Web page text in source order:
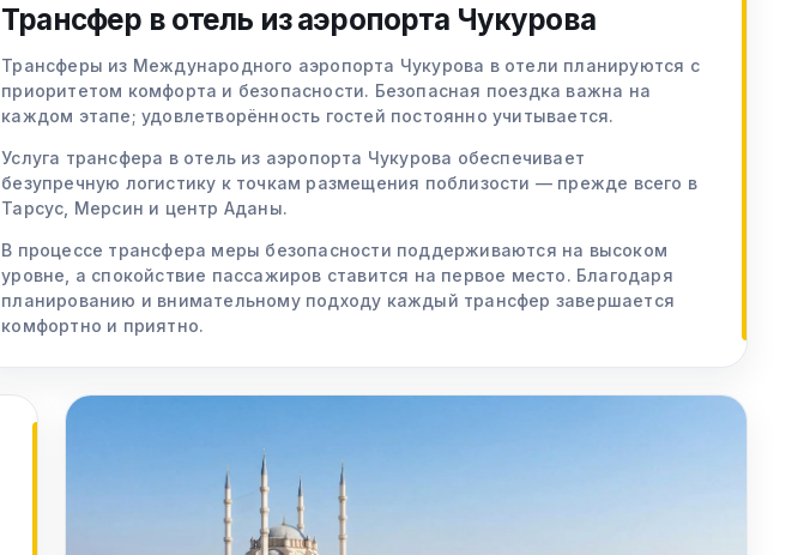
Трансфер в отель из аэропорта Чукурова
Трансферы из Международного аэропорта Чукурова в отели планируются с
приоритетом комфорта и безопасности. Безопасная поездка важна на
каждом этапе; удовлетворённость гостей постоянно учитывается.
Услуга трансфера в отель из аэропорта Чукурова обеспечивает
безупречную логистику к точкам размещения поблизости — прежде всего в
Тарсус, Мерсин и центр Аданы.
В процессе трансфера меры безопасности поддерживаются на высоком
уровне, а спокойствие пассажиров ставится на первое место. Благодаря
планированию и внимательному подходу каждый трансфер завершается
комфортно и приятно.